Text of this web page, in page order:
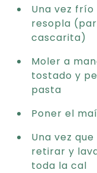
Una vez
resopla
cascarita)
Moler a
tostado y
pasta
Poner el
Una vez
retirar y
toda la cal